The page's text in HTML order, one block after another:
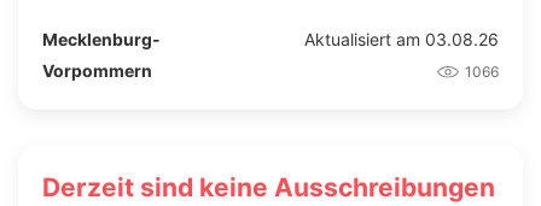
Mecklenburg-
Vorpommern
Aktualisiert am 03.08.26
1066
Derzeit sind keine Ausschreibungen